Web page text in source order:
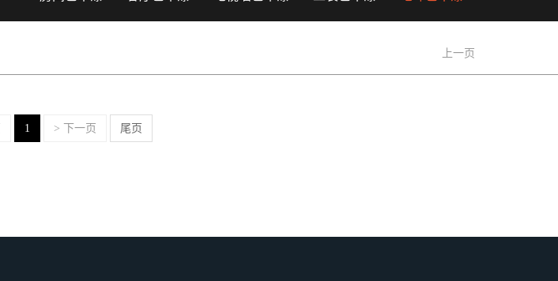
上一页
1 > 下一页 尾页